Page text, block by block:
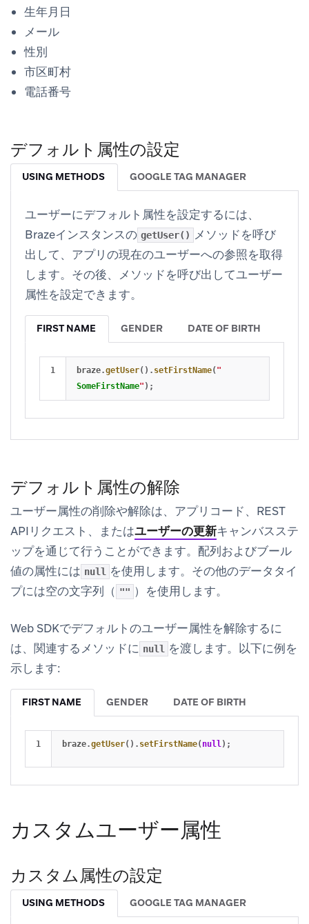
生年月日
メール
性別
市区町村
電話番号
デフォルト属性の設定
USING METHODS GOOGLE TAG MANAGER
ユーザーにデフォルト属性を設定するには、
Brazeインスタンスの getUser() メソッドを呼び
出して、アプリの現在のユーザーへの参照を取得
します。その後、メソッドを呼び出してユーザー
属性を設定できます。
FIRST NAME GENDER DATE OF BIRTH
braze.getUser(). setFirstName("
SomeFirstName" );
デフォルト属性の解除
ユーザー属性の削除や解除は、アプリコード、REST
APIリクエスト、またはユーザーの更新キャンバスステ
ップを通じて行うことができます。配列およびブール
値の属性には null
を使用します。その他のデータタイ
プには空の文字列（ "" ）を使用します。
Web SDKでデフォルトのユーザー属性を解除するに
は、関連するメソッドに null
を渡します。以下に例を
示します:
FIRST NAME GENDER DATE OF BIRTH
braze.getUser(). setFirstName(null );
カスタムユーザー属性
カスタム属性の設定
USING METHODS GOOGLE TAG MANAGER